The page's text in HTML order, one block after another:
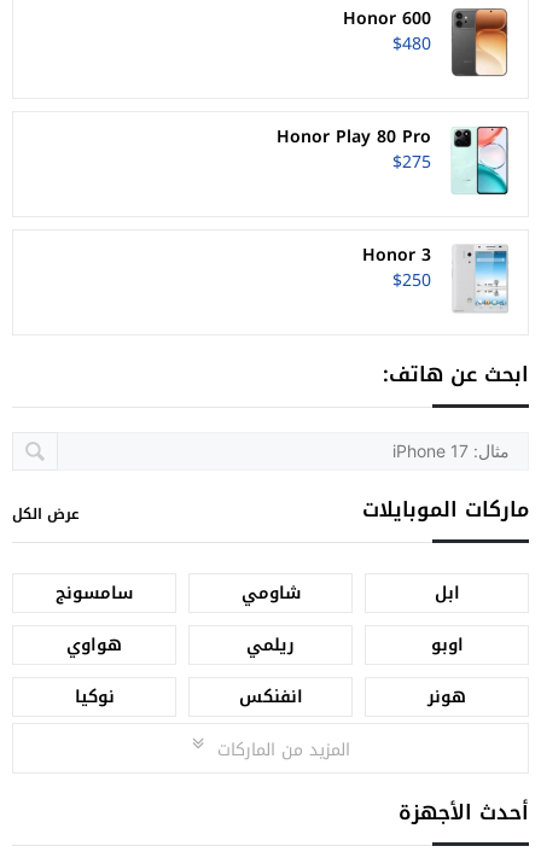
Honor 600
$480
Honor Play 80 Pro
$275
Honor 3
$250
ابحث عن هاتف:
ماركات الموبايلات عرض الكل
ابل شاومي
سامسونج
اوبو
ريلمي
هواوي
هونر
انفنكس
نوكيا
المزيد من الماركات
أحدث الأجهزة